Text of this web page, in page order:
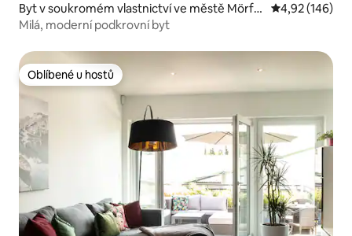
Byt v soukromém vlastnictví ve městě Mörfel
den-Walldorf
Průměrné
4,92 (146)
Milá, moderní podkrovní byt
Oblíbené u hostů
Oblíbené u hostů